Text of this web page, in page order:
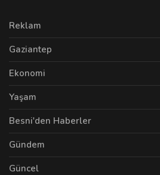
Reklam
Gaziantep
Ekonomi
Yaşam
Besni'den Haberler
Gündem
Güncel